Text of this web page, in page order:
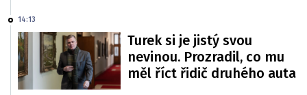
14:13
Turek si je jistý svou
nevinou. Prozradil, co mu
měl říct řidič druhého auta